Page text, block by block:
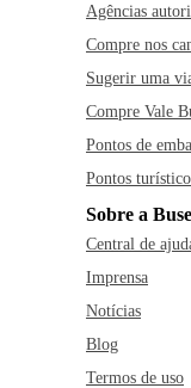
Agências
Compre nos
Sugerir uma
Compre Vale
Pontos de
Pontos
Sobre a
Central de
Imprensa
Notícias
Blog
Termos de uso